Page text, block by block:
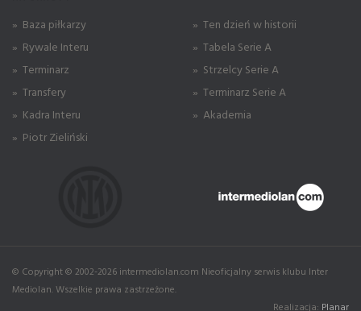
» Baza piłkarzy
» Rywale Interu
» Terminarz
» Transfery
» Kadra Interu
» Piotr Zieliński
» Ten dzień w historii
» Tabela Serie A
» Strzelcy Serie A
» Terminarz Serie A
» Akademia
© Copyright © 2002-2026 intermediolan.com Nieoficjalny serwis klubu Inter
Mediolan. Wszelkie prawa zastrzeżone.
Realizacja: Planar